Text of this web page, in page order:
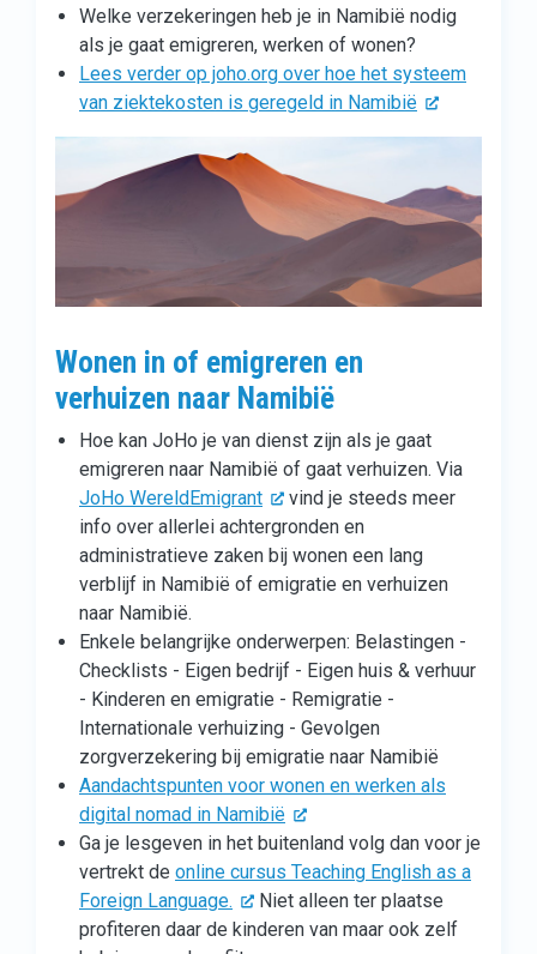
Welke verzekeringen heb je in Namibië nodig
als je gaat emigreren, werken of wonen?
Lees verder op joho.org over hoe het systeem
van ziektekosten is geregeld in Namibië
Wonen in of emigreren en
verhuizen naar Namibië
Hoe kan JoHo je van dienst zijn als je gaat
emigreren naar Namibië of gaat verhuizen. Via
JoHo WereldEmigrant
vind je steeds meer
info over allerlei achtergronden en
administratieve zaken bij wonen een lang
verblijf in Namibië of emigratie en verhuizen
naar Namibië.
Enkele belangrijke onderwerpen: Belastingen -
Checklists - Eigen bedrijf - Eigen huis & verhuur
- Kinderen en emigratie - Remigratie -
Internationale verhuizing - Gevolgen
zorgverzekering bij emigratie naar Namibië
Aandachtspunten voor wonen en werken als
digital nomad in Namibië
Ga je lesgeven in het buitenland volg dan voor je
vertrekt de online cursus Teaching English as a
Foreign Language.
Niet alleen ter plaatse
profiteren daar de kinderen van maar ook zelf